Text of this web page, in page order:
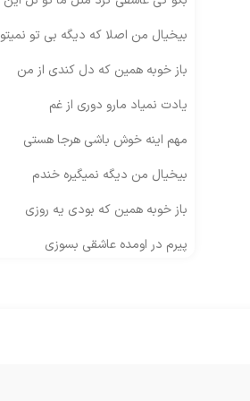
بیخیال من اصلا که دیگه بی تو
باز خوبه همین که دل کندی از من
یادت نمیاد مارو دوری از غم
مهم اینه خوش باشی هرجا هستی
بیخیال من دیگه نمیگیره خندم
باز خوبه همین که بودی یه روزی
پیرم در اومده عاشقی بسوزی